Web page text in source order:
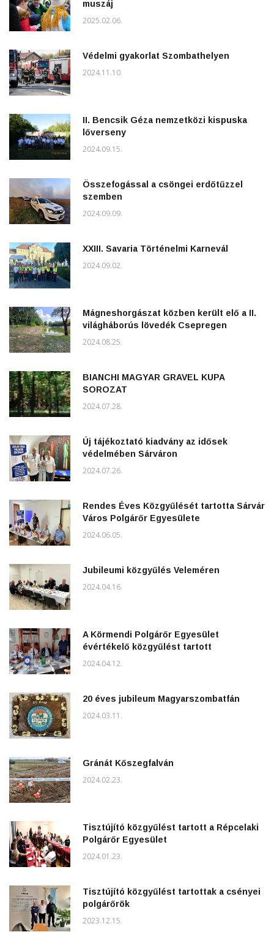
muszáj
2025.02.06.
Védelmi gyakorlat Szombathelyen
2024.11.10.
II. Bencsik Géza nemzetközi kispuska
lőverseny
2024.09.15.
Összefogással a csöngei erdőtűzzel
szemben
2024.09.09.
XXIII. Savaria Történelmi Karnevál
2024.09.02.
Mágneshorgászat közben került elő a II.
világháborús lövedék Csepregen
2024.08.25.
BIANCHI MAGYAR GRAVEL KUPA
SOROZAT
2024.07.28.
Új tájékoztató kiadvány az idősek
védelmében Sárváron
2024.07.26.
Rendes Éves Közgyűlését tartotta Sárvár
Város Polgárőr Egyesülete
2024.06.05.
Jubileumi közgyűlés Veleméren
2024.04.16.
A Körmendi Polgárőr Egyesület
évértékelő közgyűlést tartott
2024.04.12.
20 éves jubileum Magyarszombatfán
2024.03.11.
Gránát Kőszegfalván
2024.02.23.
Tisztújító közgyűlést tartott a Répcelaki
Polgárőr Egyesület
2024.01.23.
Tisztújító közgyűlést tartottak a csényei
polgárőrök
2023.12.15.